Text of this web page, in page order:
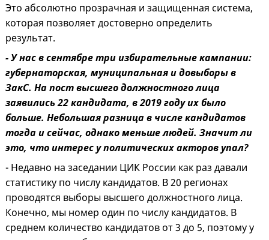
Это абсолютно прозрачная и защищенная система,
которая позволяет достоверно определить
результат.
- У нас в сентябре три избирательные кампании:
губернаторская, муниципальная и довыборы в
ЗакС. На пост высшего должностного лица
заявились 22 кандидата, в 2019 году их было
больше. Небольшая разница в числе кандидатов
тогда и сейчас, однако меньше людей. Значит ли
это, что интерес у политических акторов упал?
- Недавно на заседании ЦИК России как раз давали
статистику по числу кандидатов. В 20 регионах
проводятся выборы высшего должностного лица.
Конечно, мы номер один по числу кандидатов. В
среднем количество кандидатов от 3 до 5, поэтому у